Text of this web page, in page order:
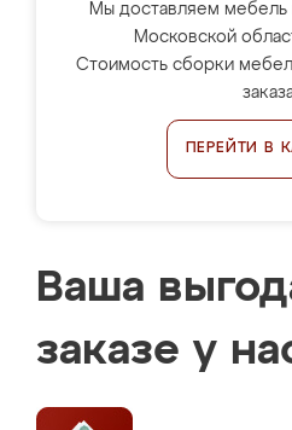
Мы доставляем мебель
Московской
Стоимость сборки
ПЕРЕЙТИ В
Ваша
заказе у